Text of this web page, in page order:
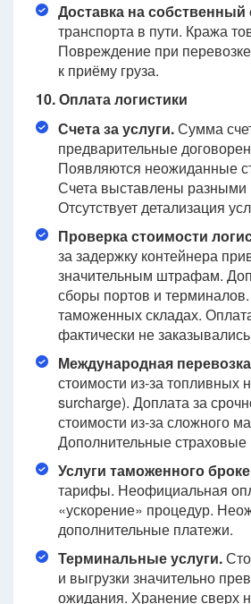
Доставка на собственный
транспорта в пути. Кража
Повреждение при
к приёму груза.
10. Оплата логистики
Счета за услуги.Сумма
предварительные
Появляются неожиданные
Счета выставлены разными
Отсутствует детализация
Проверка стоимости
за задержку контейнера
значительным штрафам.
сборы портов и
таможенных складах.
фактически не
Международная
стоимости из-за топливных
surcharge). Доплата за
стоимости из-за сложного
Дополнительные страховые
Услуги таможенного
тарифы. Неофициальная
«ускорение» процедур.
дополнительные платежи.
Терминальные услуги.
и выгрузки значительно
ожидания. Хранение сверх